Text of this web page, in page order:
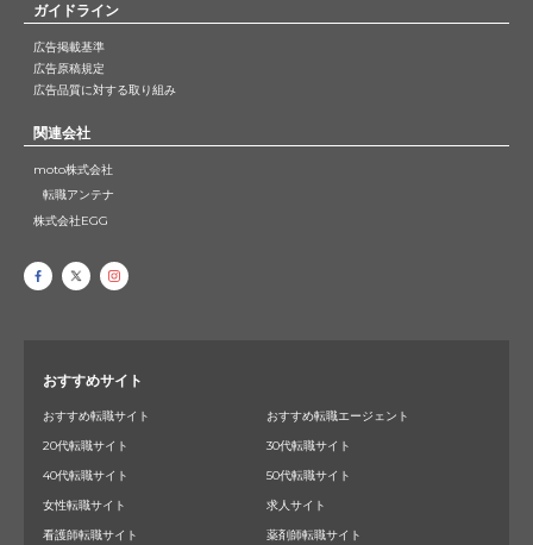
ガイドライン
広告掲載基準
広告原稿規定
広告品質に対する取り組み
関連会社
moto株式会社
転職アンテナ
株式会社EGG
おすすめサイト
おすすめ転職サイト
おすすめ転職エージェント
20代転職サイト
30代転職サイト
40代転職サイト
50代転職サイト
女性転職サイト
求人サイト
看護師転職サイト
薬剤師転職サイト